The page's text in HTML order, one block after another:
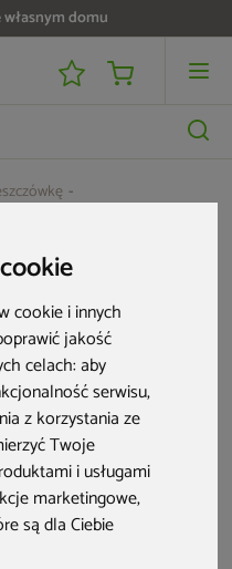
cookie i innych
jakość
celach:aby
serwisu,
z korzystania ze
Twoje
i usługami
marketingowe,
są dla Ciebie
domu